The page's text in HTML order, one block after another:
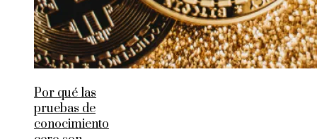
Por qué las
pruebas de
conocimiento